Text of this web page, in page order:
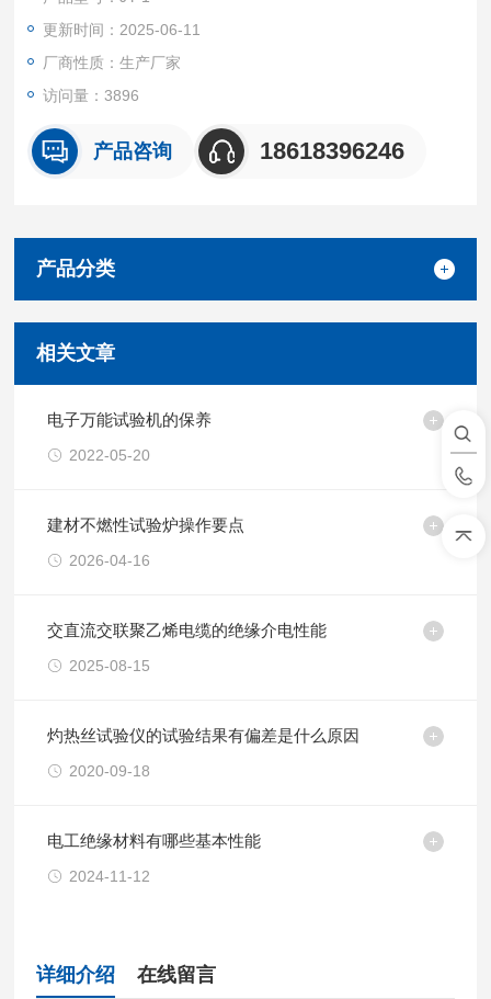
优点。广泛应用于各种拉压力试验机、震动摇摆台、飞机和汽车
及其零件动态测试等领域。
更新时间：2025-06-11
厂商性质：生产厂家
访问量：3896
产品咨询 18618396246
产品分类
相关文章
电子万能试验机的保养
2022-05-20
建材不燃性试验炉操作要点
2026-04-16
交直流交联聚乙烯电缆的绝缘介电性能
2025-08-15
灼热丝试验仪的试验结果有偏差是什么原因
2020-09-18
电工绝缘材料有哪些基本性能
2024-11-12
详细介绍 在线留言